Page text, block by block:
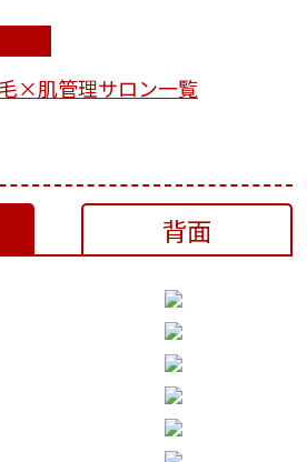
×肌管理サロン一覧
背面